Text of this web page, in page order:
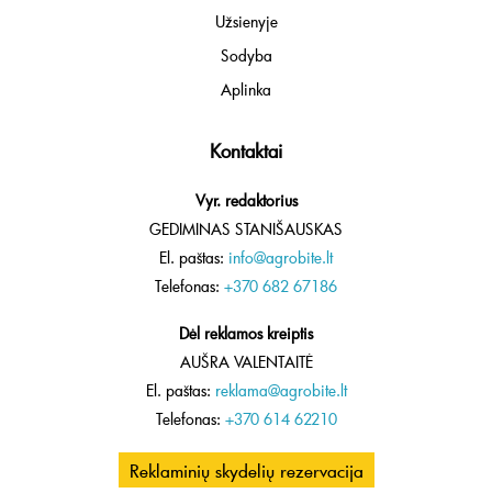
Užsienyje
Sodyba
Aplinka
Kontaktai
Vyr. redaktorius
GEDIMINAS STANIŠAUSKAS
El. paštas: info@agrobite.lt
Telefonas: +370 682 67186
Dėl reklamos kreiptis
AUŠRA VALENTAITĖ
El. paštas: reklama@agrobite.lt
Telefonas: +370 614 62210
Reklaminių skydelių rezervacija